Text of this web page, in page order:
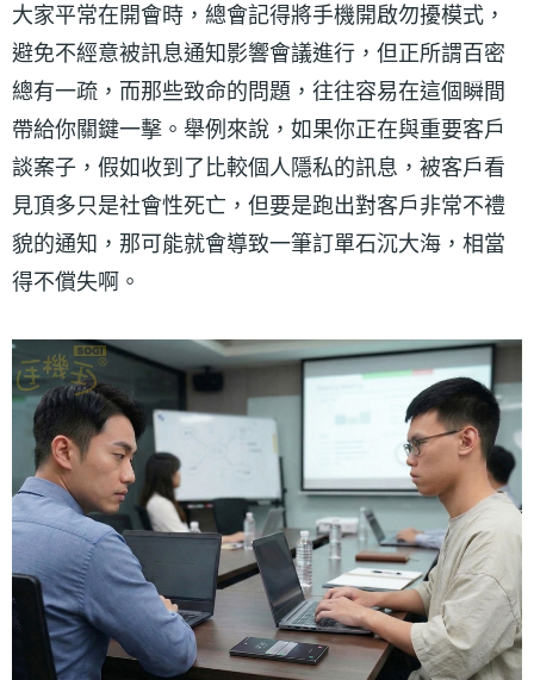
大家平常在開會時，總會記得將手機開啟勿擾模式，
避免不經意被訊息通知影響會議進行，但正所謂百密
總有一疏，而那些致命的問題，往往容易在這個瞬間
帶給你關鍵一擊。舉例來說，如果你正在與重要客戶
談案子，假如收到了比較個人隱私的訊息，被客戶看
見頂多只是社會性死亡，但要是跑出對客戶非常不禮
貌的通知，那可能就會導致一筆訂單石沉大海，相當
得不償失啊。